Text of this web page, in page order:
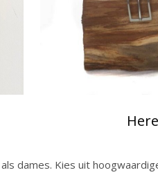
dames. Kies uit